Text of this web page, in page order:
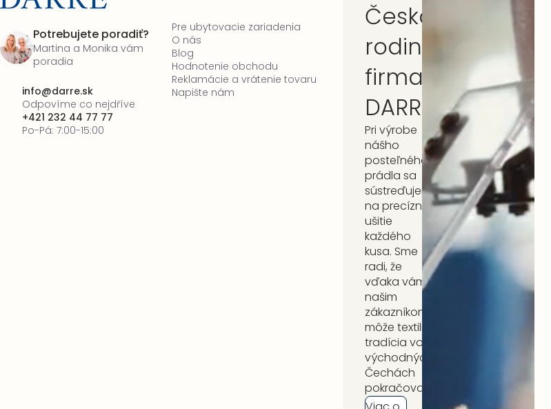
Potrebujete poradiť?
Martina a Monika vám
poradia
info@darre.sk
Odpovíme co nejdříve
+421 232 44 77 77
Po-Pá: 7:00-15:00
Pre ubytovacie zariadenia
O nás
Blog
Hodnotenie obchodu
Reklamácie a vrátenie tovaru
Napište nám
Česká
rodinná
firma
DARRÉ
Pri výrobe
nášho
posteľného
prádla sa
sústreďujeme
na precízne
ušitie
každého
kusa. Sme
radi, že
vďaka vám,
našim
zákazníkom,
môže textilná
tradícia vo
východných
Čechách
pokračovať.